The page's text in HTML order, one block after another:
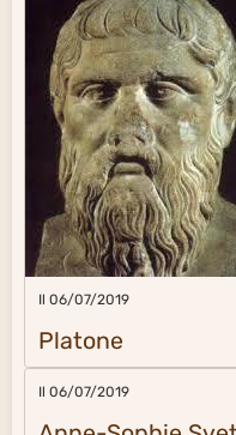
Il 06/07/2019
Platone
Il 06/07/2019